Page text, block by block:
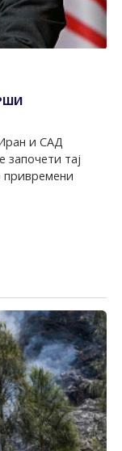
и САД
започети тај